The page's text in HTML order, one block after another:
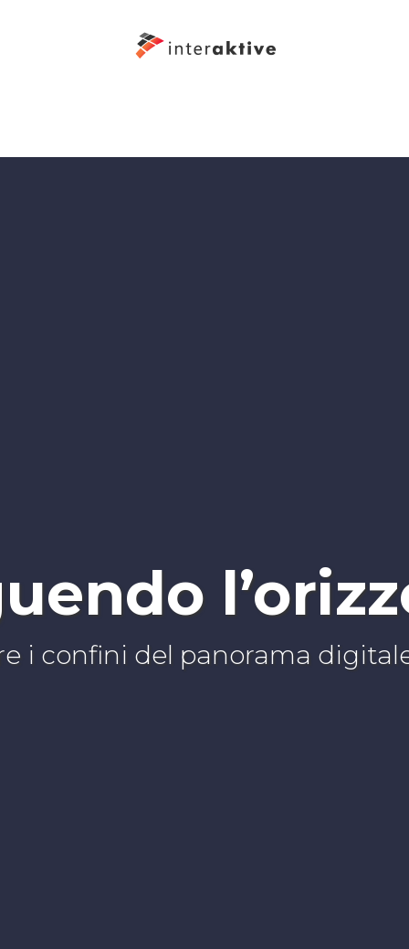
i confini del panorama